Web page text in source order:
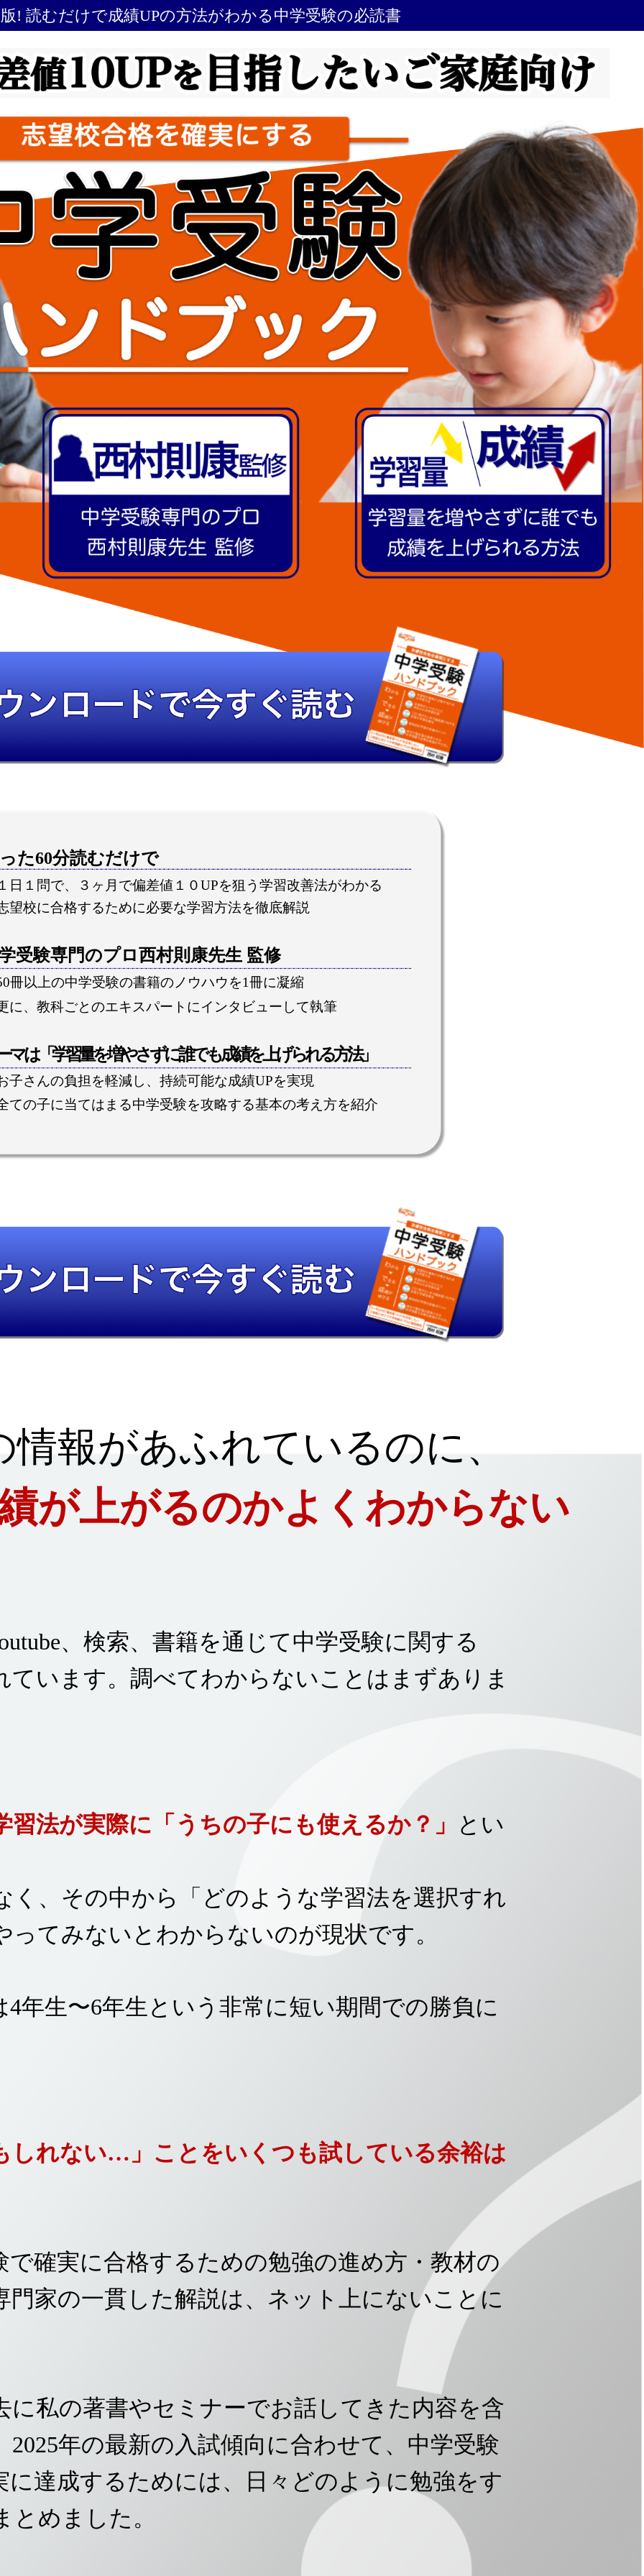
! 読むだけで成績UPの方法がわかる中学受験の必読書
た60分読むだけで
日１問で、３ヶ月で偏差値１０UPを狙う学習改善法がわかる
望校に合格するために必要な学習方法を徹底解説
受験専門のプロ西村則康先生 監修
冊以上の中学受験の書籍のノウハウを1冊に凝縮
に、教科ごとのエキスパートにインタビューして執筆
マは「学習量を増やさずに誰でも成績を上げられる方法」
子さんの負担を軽減し、持続可能な成績UPを実現
ての子に当てはまる中学受験を攻略する基本の考え方を紹介
報があふれているのに、
が上がるのかよくわからない
、検索、書籍を通じて中学受験に関する
ています。調べてわからないことはまずありま
法が実際に「うちの子にも使えるか？」 とい
、 その中から「どのような学習法を選択すれ
てみないとわからないのが現状です。
年生〜6年生という非常に短い期間での勝負に
しれない…」ことをいくつも試している余裕は
で確実に合格するための勉強の進め方・教材の
門家の一貫した解説は、ネット上にないことに
に私の著書やセミナーでお話してきた内容を含
年の最新の入試傾向に合わせて、中学受験
に達成するためには、日々どのように勉強をす
めました。